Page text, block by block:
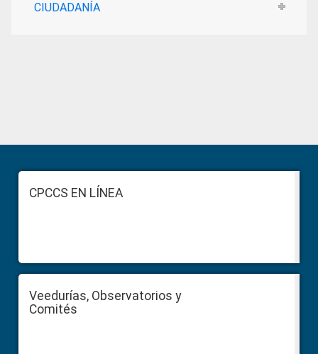
CIUDADANÍA
Sidebar
FooterCPCCS EN LÍNEA
Veedurías, Observatorios y
Comités